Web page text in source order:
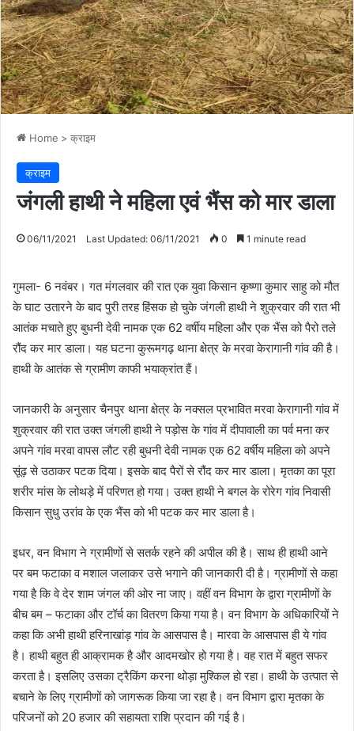
Home > क्राइम
क्राइम
जंगली हाथी ने महिला एवं भैंस को मार डाला
06/11/2021 Last Updated: 06/11/2021 0 1 minute read
गुमला- 6 नवंबर। गत मंगलवार की रात एक युवा किसान कृष्णा कुमार साहु को मौत
के घाट उतारने के बाद पुरी तरह हिंसक हो चुके जंगली हाथी ने शुक्रवार की रात भी
आतंक मचाते हुए बुधनी देवी नामक एक 62 वर्षीय महिला और एक भैंस को पैरो तले
रौंद कर मार डाला। यह घटना कुरूमगढ़ थाना क्षेत्र के मरवा केरागानी गांव की है।
हाथी के आतंक से ग्रामीण काफी भयाक्रांत हैं।
जानकारी के अनुसार चैनपुर थाना क्षेत्र के नक्सल प्रभावित मरवा केरागानी गांव में
शुक्रवार की रात उक्त जंगली हाथी ने पड़ोस के गांव में दीपावाली का पर्व मना कर
अपने गांव मरवा वापस लौट रही बुधनी देवी नामक एक 62 वर्षीय महिला को अपने
सूंढ़ से उठाकर पटक दिया। इसके बाद पैरों से रौंद कर मार डाला। मृतका का पूरा
शरीर मांस के लोथड़े में परिणत हो गया। उक्त हाथी ने बगल के रोरेग गांव निवासी
किसान सुधु उरांव के एक भैंस को भी पटक कर मार डाला है।
इधर, वन विभाग ने ग्रामीणों से सतर्क रहने की अपील की है। साथ ही हाथी आने
पर बम फटाका व मशाल जलाकर उसे भगाने की जानकारी दी है। ग्रामीणों से कहा
गया है कि वे देर शाम जंगल की ओर ना जाए। वहीं वन विभाग के द्वारा ग्रामीणों के
बीच बम – फटाका और टॉर्च का वितरण किया गया है। वन विभाग के अधिकारियों ने
कहा कि अभी हाथी हरिनाखांड़ गांव के आसपास है। मारवा के आसपास ही ये गांव
है। हाथी बहुत ही आक्रामक है और आदमखोर हो गया है। वह रात में बहुत सफर
करता है। इसलिए उसका ट्रैकिंग करना थोड़ा मुश्किल हो रहा। हाथी के उत्पात से
बचाने के लिए ग्रामीणों को जागरूक किया जा रहा है। वन विभाग द्वारा मृतका के
परिजनों को 20 हजार की सहायता राशि प्रदान की गई है।